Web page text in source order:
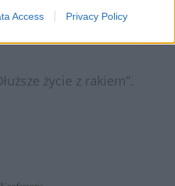
Access Privacy Policy
życie z
życie z rakiem”.